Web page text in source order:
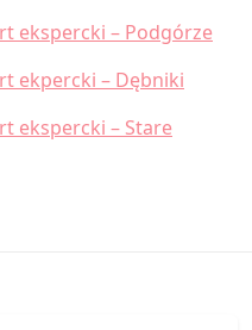
ekspercki – Podgórze
ekpercki – Dębniki
ekspercki – Stare